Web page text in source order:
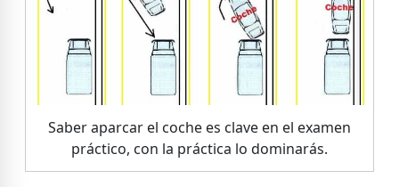
Saber aparcar el coche es clave en el examen
práctico, con la práctica lo dominarás.